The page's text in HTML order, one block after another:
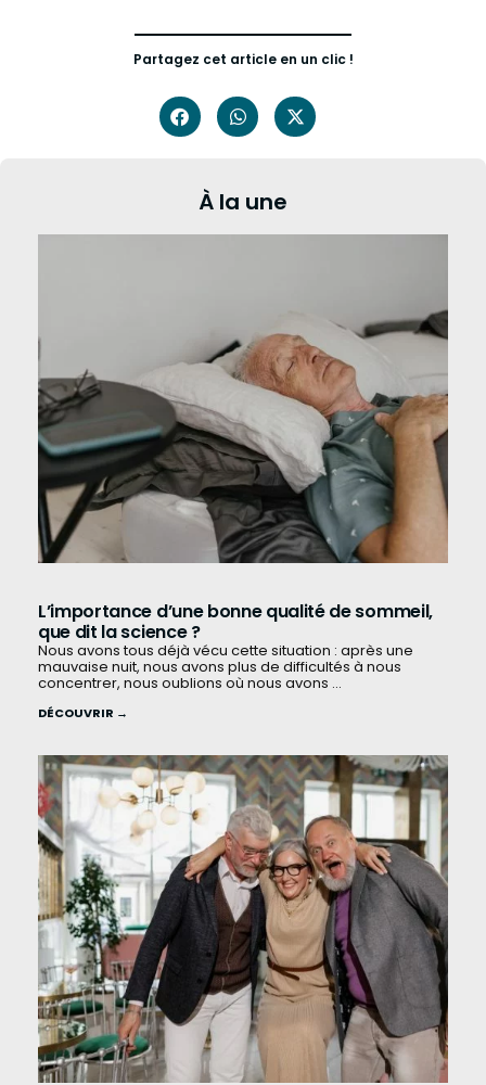
Partagez cet article en un clic !
À la une
L’importance d’une bonne qualité de sommeil,
que dit la science ?
Nous avons tous déjà vécu cette situation : après une
mauvaise nuit, nous avons plus de difficultés à nous
concentrer, nous oublions où nous avons ...
DÉCOUVRIR →